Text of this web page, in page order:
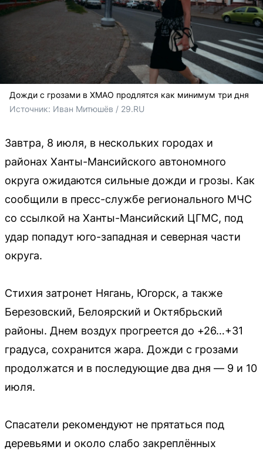
Дожди с грозами в ХМАО продлятся как минимум три дня
Источник: Иван Митюшёв / 29.RU
Завтра, 8 июля, в нескольких городах и
районах Ханты-Мансийского автономного
округа ожидаются сильные дожди и грозы. Как
сообщили в пресс-службе регионального МЧС
со ссылкой на Ханты-Мансийский ЦГМС, под
удар попадут юго-западная и северная части
округа.
Стихия затронет Нягань, Югорск, а также
Березовский, Белоярский и Октябрьский
районы. Днем воздух прогреется до +26…+31
градуса, сохранится жара. Дожди с грозами
продолжатся и в последующие два дня — 9 и 10
июля.
Спасатели рекомендуют не прятаться под
деревьями и около слабо закреплённых